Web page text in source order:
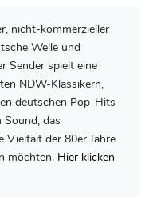
nicht-kommerzieller
Welle und
Sender spielt eine
NDW-Klassikern,
deutschen Pop-Hits
Sound, das
Vielfalt der 80er Jahre
möchten. Hier klicken